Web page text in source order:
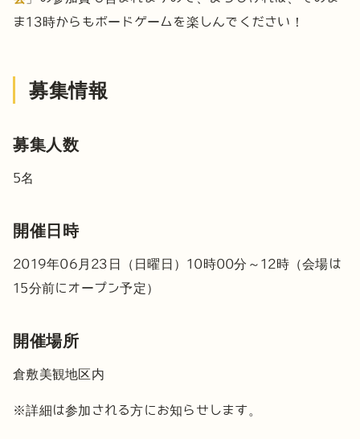
ま13時からもボードゲームを楽しんでください！
募集情報
募集人数
5名
開催日時
2019年06月23日（日曜日）10時00分～12時（会場は
15分前にオープン予定）
開催場所
倉敷美観地区内
※詳細は参加される方にお知らせします。